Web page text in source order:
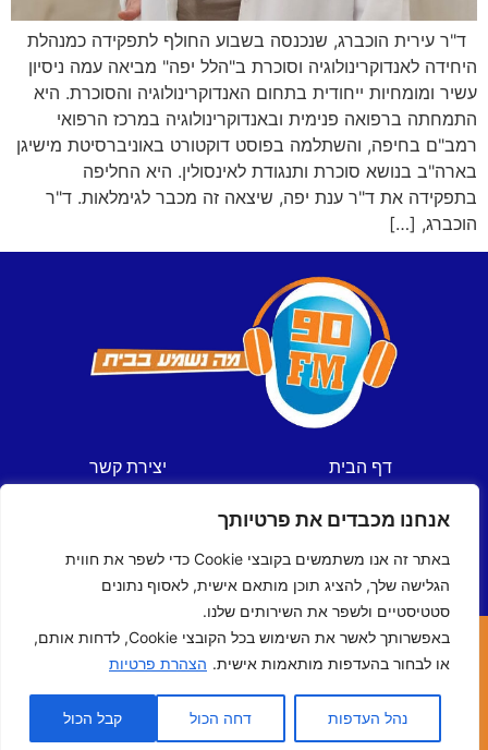
אנחנו מכבדים את פרטיותך
באתר זה אנו משתמשים בקובצי Cookie כדי לשפר את חווית
הגלישה שלך, להציג תוכן מותאם אישית, לאסוף נתונים
סטטיסטיים ולשפר את השירותים שלנו.
באפשרותך לאשר את השימוש בכל הקובצי Cookie, לדחות אותם,
או לבחור בהעדפות מותאמות אישית. הצהרת פרטיות
נהל העדפות דחה הכול קבל הכול
ד"ר עירית הוכברג, שנכנסה בשבוע החולף לתפקידה כמנהלת
היחידה לאנדוקרינולוגיה וסוכרת ב"הלל יפה" מביאה עמה ניסיון
עשיר ומומחיות ייחודית בתחום האנדוקרינולוגיה והסוכרת. היא
התמחתה ברפואה פנימית ובאנדוקרינולוגיה במרכז הרפואי
רמב"ם בחיפה, והשתלמה בפוסט דוקטורט באוניברסיטת מישיגן
בארה"ב בנושא סוכרת ותנגודת לאינסולין. היא החליפה
בתפקידה את ד"ר ענת יפה, שיצאה זה מכבר לגימלאות. ד"ר
הוכברג, […]
דף הבית
ספורט
תכניות
לוח שידורים
יצירת קשר
הצהרת נגישות
כל הזכויות שמורות © ל- 90FM
האתר נבנה ע"י מומחי האינטרנט של ישראל